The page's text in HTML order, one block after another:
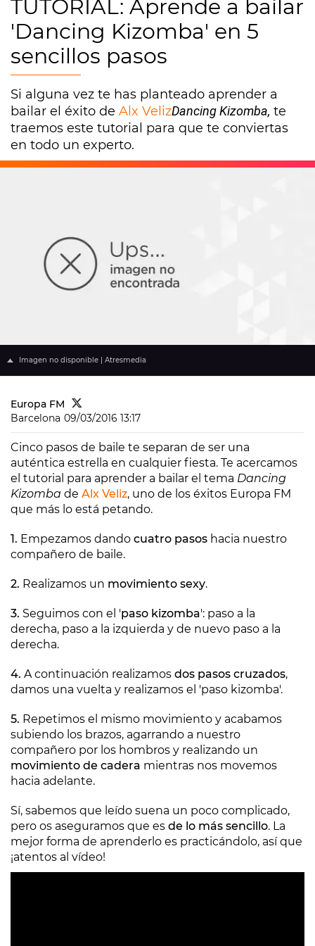
TUTORIAL: Aprende a bailar
'Dancing Kizomba' en 5
sencillos pasos
Si alguna vez te has planteado aprender a
bailar el éxito de Alx VelizDancing Kizomba, te
traemos este tutorial para que te conviertas
en todo un experto.
Imagen no disponible | Atresmedia
Europa FM
Barcelona 09/03/2016 13:17
Cinco pasos de baile te separan de ser una
auténtica estrella en cualquier fiesta. Te acercamos
el tutorial para aprender a bailar el tema Dancing
Kizomba de Alx Veliz, uno de los éxitos Europa FM
que más lo está petando.
1. Empezamos dando cuatro pasos hacia nuestro
compañero de baile.
2. Realizamos un movimiento sexy.
3. Seguimos con el 'paso kizomba': paso a la
derecha, paso a la izquierda y de nuevo paso a la
derecha.
4. A continuación realizamos dos pasos cruzados,
damos una vuelta y realizamos el 'paso kizomba'.
5. Repetimos el mismo movimiento y acabamos
subiendo los brazos, agarrando a nuestro
compañero por los hombros y realizando un
movimiento de cadera mientras nos movemos
hacia adelante.
Sí, sabemos que leído suena un poco complicado,
pero os aseguramos que es de lo más sencillo. La
mejor forma de aprenderlo es practicándolo, así que
¡atentos al vídeo!